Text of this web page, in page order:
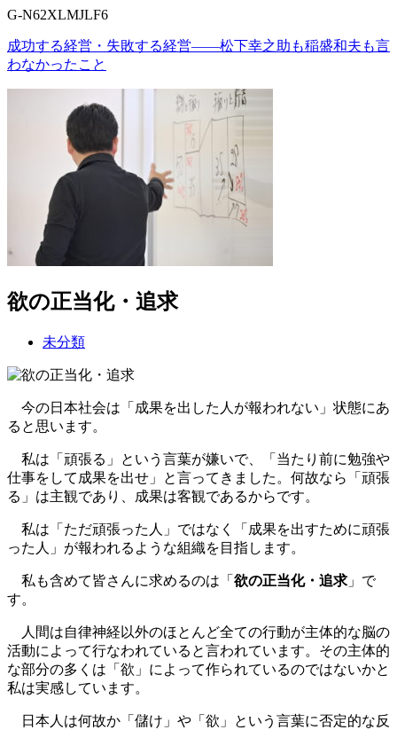
G-N62XLMJLF6
成功する経営・失敗する経営――松下幸之助も稲盛和夫も言
わなかったこと
欲の正当化・追求
未分類
今の日本社会は「成果を出した人が報われない」状態にあ
ると思います。
私は「頑張る」という言葉が嫌いで、「当たり前に勉強や
仕事をして成果を出せ」と言ってきました。何故なら「頑張
る」は主観であり、成果は客観であるからです。
私は「ただ頑張った人」ではなく「成果を出すために頑張
った人」が報われるような組織を目指します。
私も含めて皆さんに求めるのは「 欲の正当化・追求 」で
す。
人間は自律神経以外のほとんど全ての行動が主体的な脳の
活動によって行なわれていると言われています。その主体的
な部分の多くは「欲」によって作られているのではないかと
私は実感しています。
日本人は何故か「儲け」や「欲」という言葉に否定的な反